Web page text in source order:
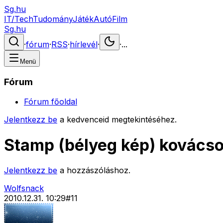
Sg.hu
IT/TechTudományJátékAutóFilm
Sg.hu
·fórum·RSS·hírlevél· ·...
Menü
Fórum
Fórum főoldal
Jelentkezz be a kedvenceid megtekintéséhez.
Stamp (bélyeg kép)
Jelentkezz be a hozzászóláshoz.
Wolfsnack
2010.12.31. 10:29#11